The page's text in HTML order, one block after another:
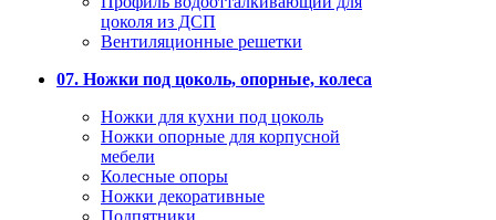
цоколя из ДСП
Вентиляционные решетки
07. Ножки под цоколь, опорные, колеса
Ножки для кухни под цоколь
Ножки опорные для корпусной
мебели
Колесные опоры
Ножки декоративные
Подпятники